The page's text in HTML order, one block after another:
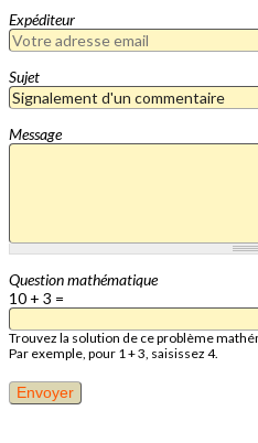
Expéditeur
Sujet
Message
Question mathématique
10 + 3 =
Trouvez la solution de ce problème
Par exemple, pour 1 + 3, saisissez 4.